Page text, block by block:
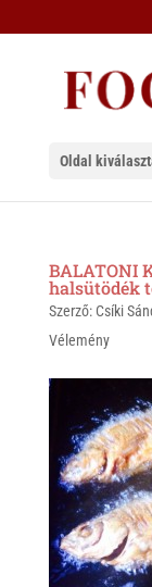
Oldal
BALATONI
halsütödék
Szerző: Csíki
Vélemény